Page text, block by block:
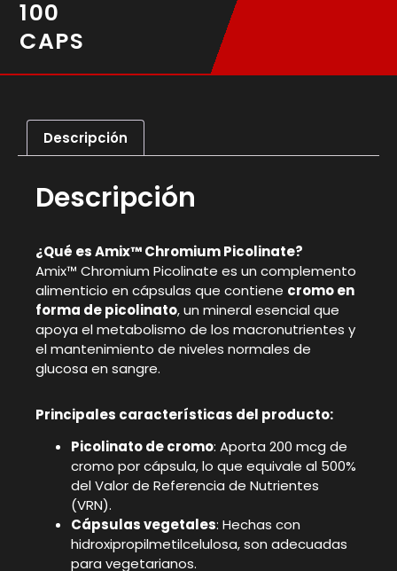
100
CAPS
Descripción
Descripción
¿Qué es Amix™ Chromium Picolinate?
Amix™ Chromium Picolinate es un complemento
alimenticio en cápsulas que contiene cromo en
forma de picolinato, un mineral esencial que
apoya el metabolismo de los macronutrientes y
el mantenimiento de niveles normales de
glucosa en sangre.
Principales características del producto:
Picolinato de cromo: Aporta 200 mcg de
cromo por cápsula, lo que equivale al 500%
del Valor de Referencia de Nutrientes
(VRN).
Cápsulas vegetales: Hechas con
hidroxipropilmetilcelulosa, son adecuadas
para vegetarianos.